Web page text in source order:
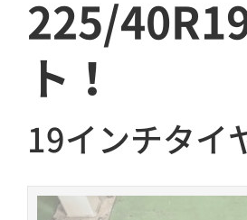
225/
ト！
19インチタイ